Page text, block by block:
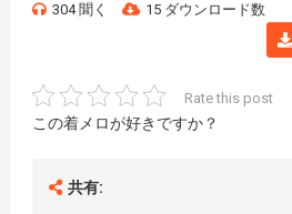
304 聞く 15 ダウンロード数
Rate this post
この着メロが好きですか？
共有: